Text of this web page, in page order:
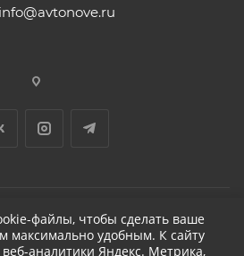
info@avtonove.ru
МАРКЕТ АВТОНОВЬЕ
файлы, чтобы сделать ваше
максимально удобным. К cайту
аналитики Яндекс. Метрика,